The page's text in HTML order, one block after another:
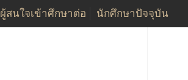
ผู้สนใจเข้าศึกษาต่อ นักศึกษาปัจจุบัน